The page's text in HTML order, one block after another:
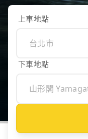
上車地點
下車地點